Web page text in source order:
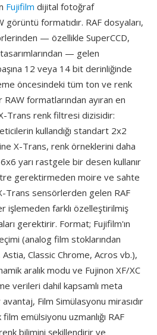
Fujifilm dijital fotoğraf
görüntü formatıdır. RAF dosyaları,
— özellikle SuperCCD,
— gelen
12 veya 14 bit derinliğinde
öncesindeki tüm ton ve renk
RAW formatlarından ayıran en
Trans renk filtresi dizisidir:
kullandığı standart 2x2
X-Trans, renk örneklerini daha
yarı rastgele bir desen kullanır
gerektirmeden moire ve sahte
Trans sensörlerden gelen RAF
işlemeden farklı özelleştirilmiş
gerektirir. Format; Fujifilm'ın
(analog film stoklarından
Classic Chrome, Acros vb.),
aralık modu ve Fujinon XF/XC
verileri dahil kapsamlı meta
Film Simülasyonu mirasıdır
emülsiyonu uzmanlığı RAF
bilimini şekillendirir ve